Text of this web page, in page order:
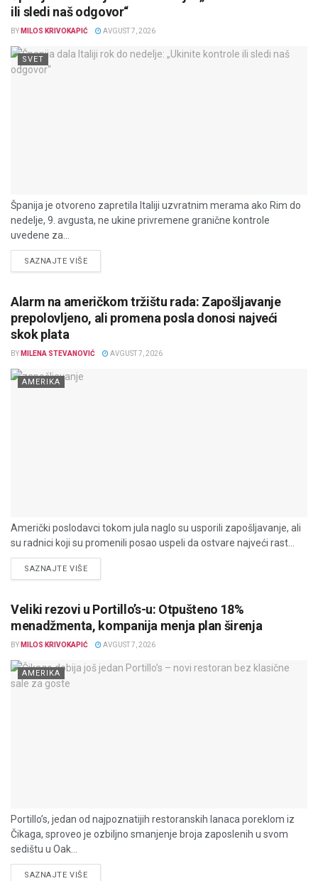
ili sledi naš odgovor“
BY MILOS KRIVOKAPIĆ AVGUST 7, 2026
SVET
Španija je otvoreno zapretila Italiji uzvratnim merama ako Rim do
nedelje, 9. avgusta, ne ukine privremene granične kontrole
uvedene za...
SAZNAJTE VIŠEDETAILS
Alarm na američkom tržištu rada: Zapošljavanje
prepolovljeno, ali promena posla donosi najveći
skok plata
BY MILENA STEVANOVIĆ AVGUST 7, 2026
AMERIKA
Američki poslodavci tokom jula naglo su usporili zapošljavanje, ali
su radnici koji su promenili posao uspeli da ostvare najveći rast...
SAZNAJTE VIŠEDETAILS
Veliki rezovi u Portillo’s-u: Otpušteno 18%
menadžmenta, kompanija menja plan širenja
BY MILOS KRIVOKAPIĆ AVGUST 7, 2026
AMERIKA
Portillo’s, jedan od najpoznatijih restoranskih lanaca poreklom iz
Čikaga, sproveo je ozbiljno smanjenje broja zaposlenih u svom
sedištu u Oak...
SAZNAJTE VIŠEDETAILS